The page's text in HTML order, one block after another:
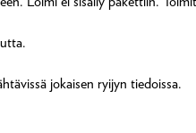
jokaisen ryijyn tiedoissa.